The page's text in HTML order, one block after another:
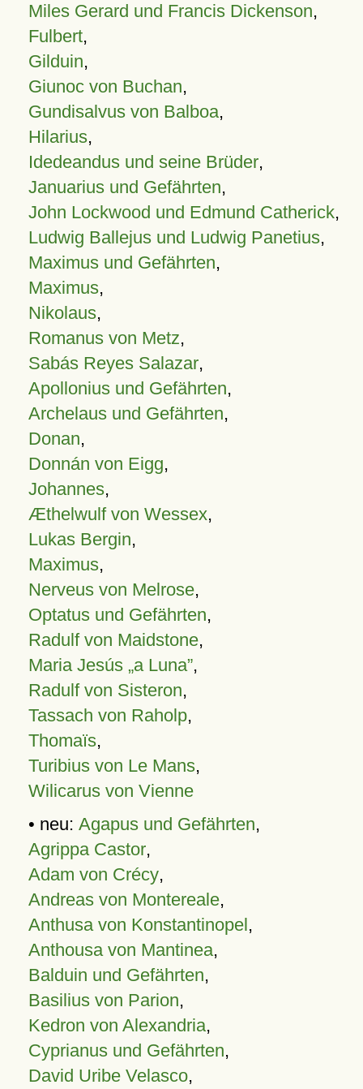
Miles Gerard und Francis Dickenson,
Fulbert,
Gilduin,
Giunoc von Buchan,
Gundisalvus von Balboa,
Hilarius,
Idedeandus und seine Brüder,
Januarius und Gefährten,
John Lockwood und Edmund Catherick,
Ludwig Ballejus und Ludwig Panetius,
Maximus und Gefährten,
Maximus,
Nikolaus,
Romanus von Metz,
Sabás Reyes Salazar,
Apollonius und Gefährten,
Archelaus und Gefährten,
Donan,
Donnán von Eigg,
Johannes,
Æthelwulf von Wessex,
Lukas Bergin,
Maximus,
Nerveus von Melrose,
Optatus und Gefährten,
Radulf von Maidstone,
Maria Jesús „a Luna”,
Radulf von Sisteron,
Tassach von Raholp,
Thomaïs,
Turibius von Le Mans,
Wilicarus von Vienne
• neu: Agapus und Gefährten,
Agrippa Castor,
Adam von Crécy,
Andreas von Montereale,
Anthusa von Konstantinopel,
Anthousa von Mantinea,
Balduin und Gefährten,
Basilius von Parion,
Kedron von Alexandria,
Cyprianus und Gefährten,
David Uribe Velasco,